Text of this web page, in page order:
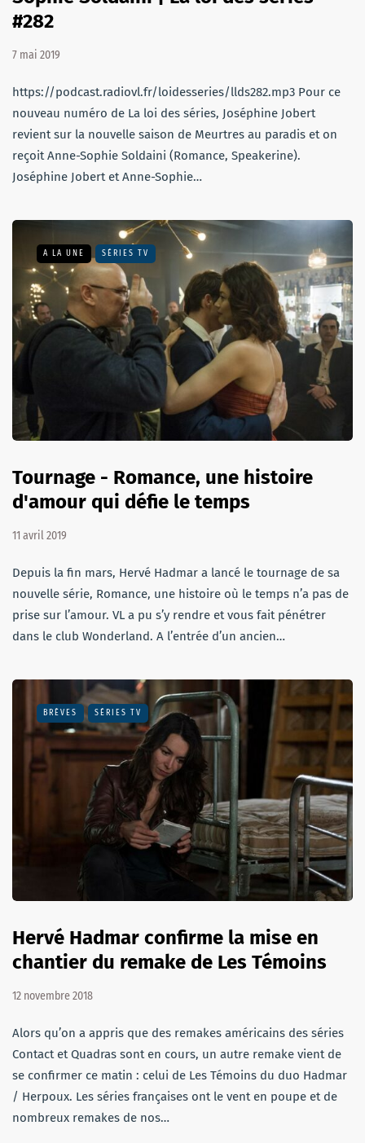
#282
7 mai 2019
https://podcast.radiovl.fr/loidesseries/llds282.mp3 Pour ce
nouveau numéro de La loi des séries, Joséphine Jobert
revient sur la nouvelle saison de Meurtres au paradis et on
reçoit Anne-Sophie Soldaini (Romance, Speakerine).
Joséphine Jobert et Anne-Sophie…
A LA UNE SÉRIES TV
Tournage - Romance, une histoire
d'amour qui défie le temps
11 avril 2019
Depuis la fin mars, Hervé Hadmar a lancé le tournage de sa
nouvelle série, Romance, une histoire où le temps n’a pas de
prise sur l’amour. VL a pu s’y rendre et vous fait pénétrer
dans le club Wonderland. A l’entrée d’un ancien…
BRÈVES SÉRIES TV
Hervé Hadmar confirme la mise en
chantier du remake de Les Témoins
12 novembre 2018
Alors qu’on a appris que des remakes américains des séries
Contact et Quadras sont en cours, un autre remake vient de
se confirmer ce matin : celui de Les Témoins du duo Hadmar
/ Herpoux. Les séries françaises ont le vent en poupe et de
nombreux remakes de nos…